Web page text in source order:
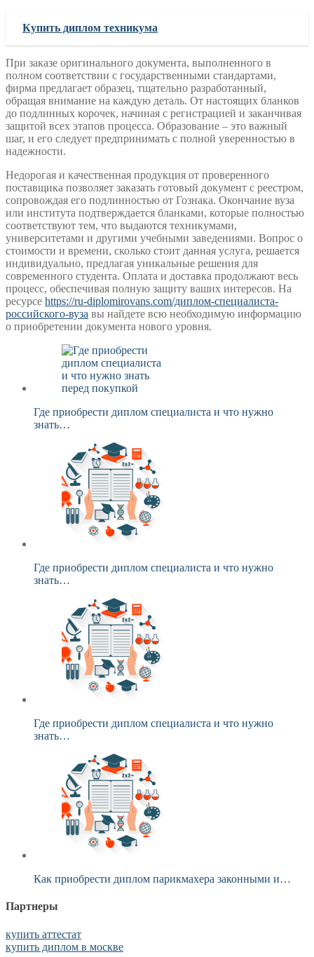
Купить диплом техникума
При заказе оригинального документа, выполненного в
полном соответствии с государственными стандартами,
фирма предлагает образец, тщательно разработанный,
обращая внимание на каждую деталь. От настоящих бланков
до подлинных корочек, начиная с регистрацией и заканчивая
защитой всех этапов процесса. Образование – это важный
шаг, и его следует предпринимать с полной уверенностью в
надежности.
Недорогая и качественная продукция от проверенного
поставщика позволяет заказать готовый документ с реестром,
сопровождая его подлинностью от Гознака. Окончание вуза
или института подтверждается бланками, которые полностью
соответствуют тем, что выдаются техникумами,
университетами и другими учебными заведениями. Вопрос о
стоимости и времени, сколько стоит данная услуга, решается
индивидуально, предлагая уникальные решения для
современного студента. Оплата и доставка продолжают весь
процесс, обеспечивая полную защиту ваших интересов. На
ресурсе https://ru-diplomirovans.com/диплом-специалиста-
российского-вуза вы найдете всю необходимую информацию
о приобретении документа нового уровня.
Где приобрести диплом специалиста и что нужно
знать…
Где приобрести диплом специалиста и что нужно
знать…
Где приобрести диплом специалиста и что нужно
знать…
Как приобрести диплом парикмахера законными и…
Партнеры
купить аттестат
купить диплом в москве